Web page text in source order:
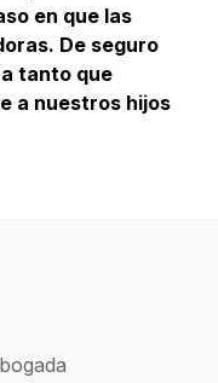
en que las
De seguro
tanto que
a nuestros hijos